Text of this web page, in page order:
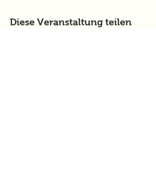
Diese Veranstaltung teilen